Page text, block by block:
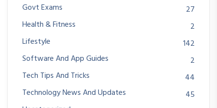
Tech Tips And Tricks
44
Technology News And Updates
45
Uncategorized
1,054
Popular Tags